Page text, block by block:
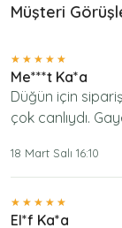
Müşteri
Me***t Ka*a
Düğün için
çok canlıydı.
18 Mart Salı 16:10
El*f Ka*a